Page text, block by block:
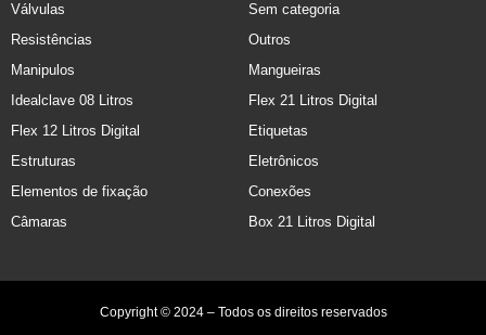
Válvulas
Sem categoria
Resistências
Outros
Manipulos
Mangueiras
Idealclave 08 Litros
Flex 21 Litros Digital
Flex 12 Litros Digital
Etiquetas
Estruturas
Eletrônicos
Elementos de fixação
Conexões
Câmaras
Box 21 Litros Digital
Copyright © 2024 – Todos os direitos reservados